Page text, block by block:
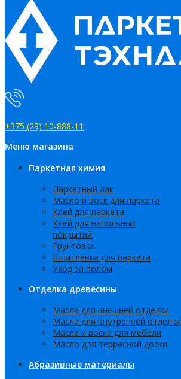
+375 (29) 10-888-11
Меню магазина
Паркетная химия
Паркетный лак
Масло и воск для паркета
Клей для паркета
Клей для напольных
покрытий
Грунтовка
Шпатлёвка для паркета
Уход за полом
Отделка древесины
Масла для внешней отделки
Масла для внутренней отделки
Масла и воски для мебели
Масло для террасной доски
Абразивные материалы